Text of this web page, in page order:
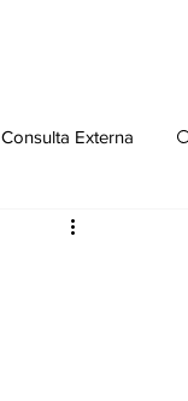
Consulta Externa
Publicaciones